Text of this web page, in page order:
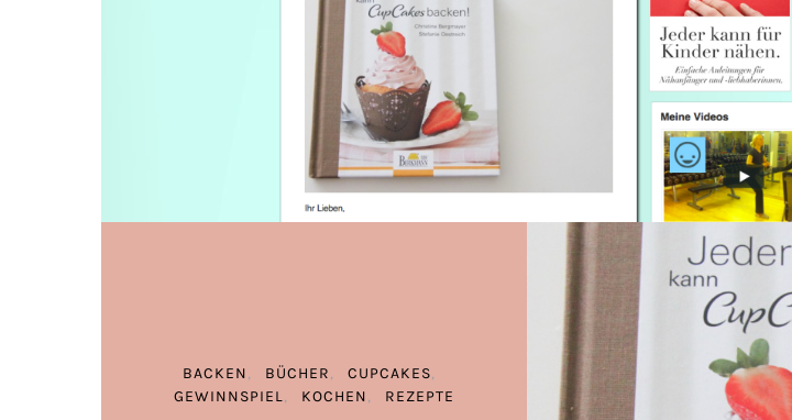
BACKEN BÜCHER
CUPCAKES
GEWINNSPIEL
KOCHEN REZEPTE